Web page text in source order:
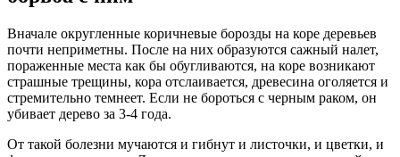
Вначале округленные коричневые борозды на коре деревьев
почти неприметны. После на них образуются сажный налет,
пораженные места как бы обугливаются, на коре возникают
страшные трещины, кора отслаивается, древесина оголяется и
стремительно темнеет. Если не бороться с черным раком, он
убивает дерево за 3-4 года.
От такой болезни мучаются и гибнут и листочки, и цветки, и